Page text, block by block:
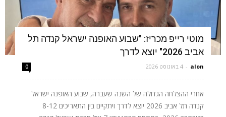
מוטי רייפ מכריז: "שבוע האופנה ישראל קנדה תל
אביב 2026" יוצא לדרך
alon
- 4 באוגוסט 2026 0
אחרי ההצלחה הגדולה של השנה שעברה, שבוע האופנה ישראל
קנדה תל אביב 2026 יוצא לדרך ויתקיים בין התאריכים 8-12